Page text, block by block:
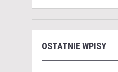
OSTATNIE WPISY